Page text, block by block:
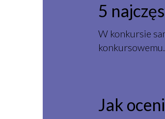
5
W konkursie
konkursowemu.
Jak